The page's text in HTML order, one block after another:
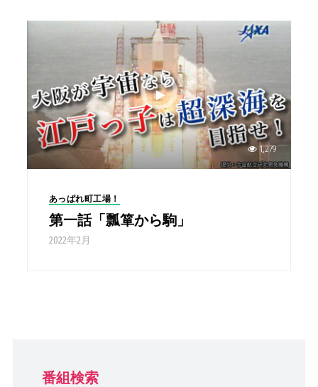
1,279
あっぱれ町工場！
第一話「瓢箪から駒」
2022年2月
番組検索